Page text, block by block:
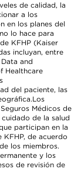
de calidad, la
a los
en los planes del
lo hace para
KFHP (Kaiser
incluyan, entre
and
Healthcare
del paciente, las
Médicos de
de la salud
participan en la
de acuerdo
los miembros.
y los
de revisión de